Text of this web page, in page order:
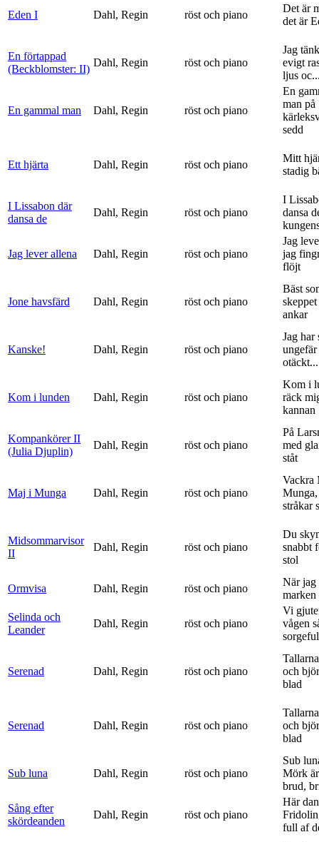
Eden I Dahl, Regin röst och piano
Det är
det är
En förtappad
(Beckblomster: II)
Dahl, Regin röst och piano
Jag
evigt
ljus
En gammal man Dahl, Regin röst och piano
En
man på
sedd
Ett hjärta Dahl, Regin röst och piano
Mitt
stadig
I Lissabon där
dansa de
Dahl, Regin röst och piano
I
dansa
Jag lever allena Dahl, Regin röst och piano
Jag
jag
flöjt
Jone havsfärd Dahl, Regin röst och piano
Bäst
ankar
Kanske! Dahl, Regin röst och piano
Jag har
otäckt...
Kom i lunden Dahl, Regin röst och piano
Kom i
räck
kannan
Kompankörer II
(Julia Djuplin)
Dahl, Regin röst och piano
På
med
ståt
Maj i Munga Dahl, Regin röst och piano
Vackra
stråkar
Midsommarvisor
II
Dahl, Regin röst och piano
Du
snabbt
stol
Ormvisa Dahl, Regin röst och piano
När jag
marken
Selinda och
Leander
Dahl, Regin röst och piano
Vi
vågen
Serenad Dahl, Regin röst och piano
och
blad
Serenad Dahl, Regin röst och piano
och
blad
Sub luna Dahl, Regin röst och piano
Sub
Mörk
brud,
Sång efter
skördeanden
Dahl, Regin röst och piano
Här
full af